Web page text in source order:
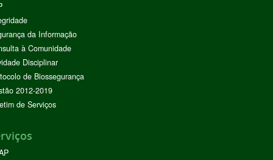
da Informação
à Comunidade
Disciplinar
de Biossegurança
2012-2019
de Serviços